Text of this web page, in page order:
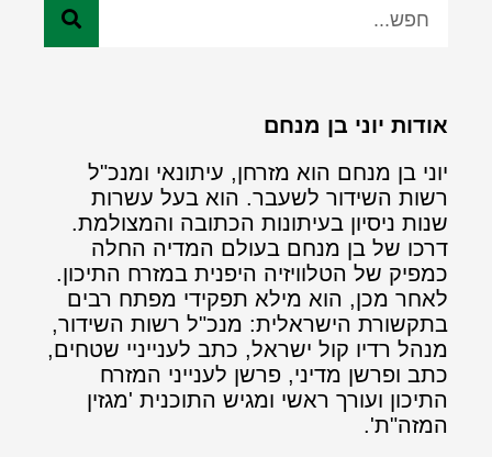
אודות יוני בן מנחם
יוני בן מנחם הוא מזרחן, עיתונאי ומנכ"ל
רשות השידור לשעבר. הוא בעל עשרות
שנות ניסיון בעיתונות הכתובה והמצולמת.
דרכו של בן מנחם בעולם המדיה החלה
כמפיק של הטלוויזיה היפנית במזרח התיכון.
לאחר מכן, הוא מילא תפקידי מפתח רבים
בתקשורת הישראלית: מנכ"ל רשות השידור,
מנהל רדיו קול ישראל, כתב לענייניי שטחים,
כתב ופרשן מדיני, פרשן לענייני המזרח
התיכון ועורך ראשי ומגיש התוכנית 'מגזין
המזה"ת'.